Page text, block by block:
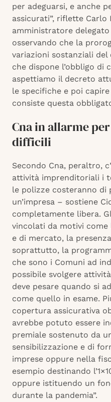
per adeguarsi, e anche
assicurati”, riflette Carlo
amministratore
osservando che la
variazioni sostanziali
che dispone l’obbligo di
aspettiamo il decreto
le specifiche e poi
consiste questa
Cna in allarme
difficili
Secondo Cna, peraltro,
attività imprenditoriali i
le polizze costeranno di
un’impresa – sostiene
completamente libera.
vincolati da motivi come
e di mercato, la
soprattutto, la
che sono i Comuni ad
possibile svolgere
deve pesare quando si
come quello in esame.
copertura assicurativa
avrebbe potuto essere
premiale sostenuto da
sensibilizzazione e di
imprese oppure nella
esempio destinando
oppure istituendo un
durante la pandemia”.